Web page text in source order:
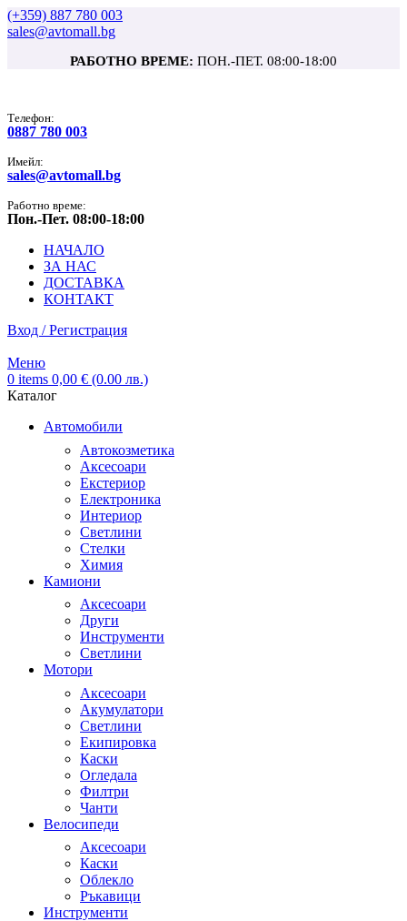
(+359) 887 780 003
sales@avtomall.bg
РАБОТНО ВРЕМЕ: ПОН.-ПЕТ. 08:00-18:00
Tелефон:
0887 780 003
Имейл:
sales@avtomall.bg
Работно време:
Пон.-Пет. 08:00-18:00
НАЧАЛО
ЗА НАС
ДОСТАВКА
КОНТАКТ
Вход / Регистрация
Меню
0 items 0,00 € (0.00 лв.)
Каталог
Автомобили
Автокозметика
Аксесоари
Екстериор
Електроника
Интериор
Светлини
Стелки
Химия
Камиони
Аксесоари
Други
Инструменти
Светлини
Мотори
Аксесоари
Акумулатори
Светлини
Екипировка
Каски
Огледала
Филтри
Чанти
Велосипеди
Аксесоари
Каски
Облекло
Ръкавици
Инструменти